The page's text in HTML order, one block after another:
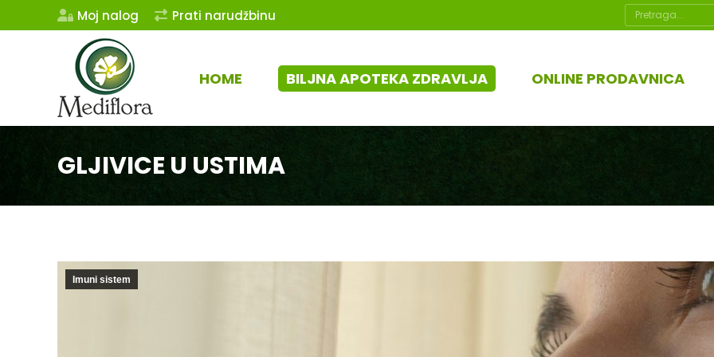
Moj nalog Prati narudžbinu Search:
HOME BILJNA APOTEKA ZDRAVLJA ONLINE PRODAVNICA
GLJIVICE U USTIMA
Imuni sistem